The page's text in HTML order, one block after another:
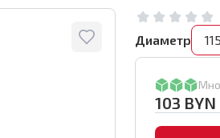
Диаметр
115
103 BYN